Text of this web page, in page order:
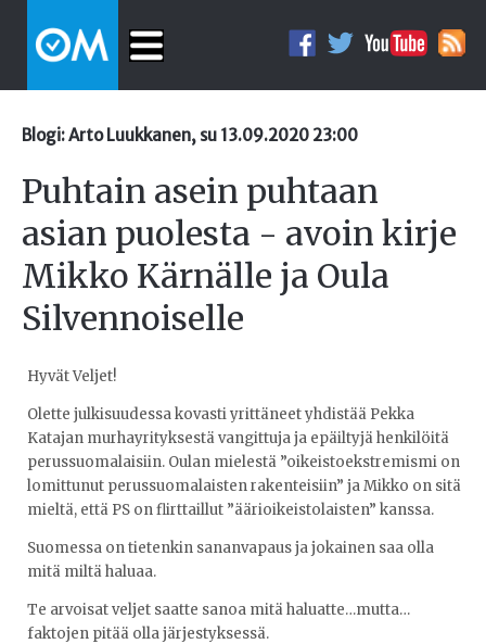
Blogi: Arto Luukkanen, su 13.09.2020 23:00
Puhtain asein puhtaan
asian puolesta - avoin kirje
Mikko Kärnälle ja Oula
Silvennoiselle
Hyvät Veljet!
Olette julkisuudessa kovasti yrittäneet yhdistää Pekka
Katajan murhayrityksestä vangittuja ja epäiltyjä henkilöitä
perussuomalaisiin. Oulan mielestä ”oikeistoekstremismi on
lomittunut perussuomalaisten rakenteisiin” ja Mikko on sitä
mieltä, että PS on flirttaillut ”äärioikeistolaisten” kanssa.
Suomessa on tietenkin sananvapaus ja jokainen saa olla
mitä miltä haluaa.
Te arvoisat veljet saatte sanoa mitä haluatte…mutta…
faktojen pitää olla järjestyksessä.